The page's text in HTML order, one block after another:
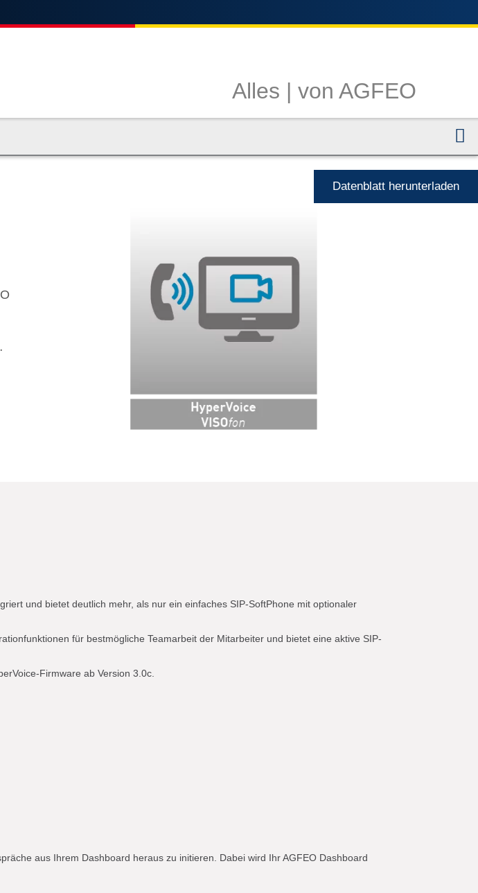
Alles | von AGFEO
Datenblatt herunterladen
und bietet deutlich mehr, als nur ein einfaches SIP-SoftPhone mit optionaler
für bestmögliche Teamarbeit der Mitarbeiter und bietet eine aktive SIP-
Firmware ab Version 3.0c.
aus Ihrem Dashboard heraus zu initieren. Dabei wird Ihr AGFEO Dashboard